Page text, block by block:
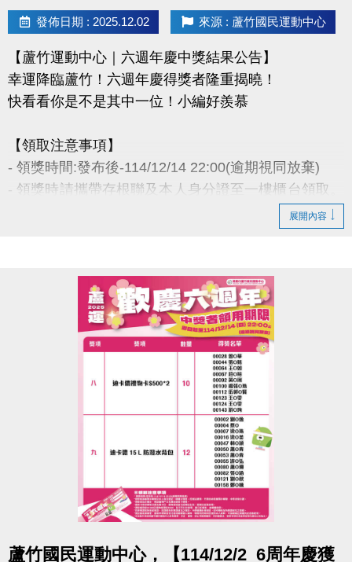
發佈日期 : 2025.12.02 來源 : 蘆竹國民運動中心
【蘆竹運動中心｜六週年慶中獎結果公告】
幸運降臨蘆竹！六週年慶得獎者隆重揭曉！
快看看你是不是其中一位！小編好羨慕
【領取注意事項】
- 領獎時間:發布後-114/12/14 22:00(逾期視同放棄)
- 領獎時請攜帶存根聯及本人身分證至一樓櫃台領取。
若無法親領，代領者亦需攜帶存根聯、中獎者身分
- 會員卡獎項領取日即為開卡日，會員資格當日起開始
生效，恕無法延後使用。
- 課程抵用金$1500及場地抵用金$500，皆不可分次使
- 若使用課程折抵金報課，該課程有未開課成功之情
況，不得退費折換現金，但可轉班至有開課成功之課
- 因活動核銷需要，會複印得獎者身分證或相關個人資
料，領獎則視同同意提供本人資料，可請櫃檯註明僅
供此活動使用。
- 本活動作業說明蘆竹國民運動中心保有解釋、修正、
調整、終止等相關權利，其詳細辦法、變更事項或未
展開內容
蘆竹國民運動中心，【114/12/2_6周年慶獲